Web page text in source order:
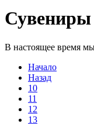
Сувениры
В настоящее время
Начало
Назад
10
11
12
13